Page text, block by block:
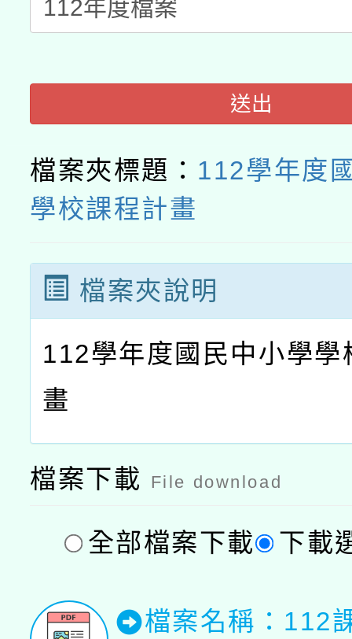
動」
開 智慧啟航」
送出
檔案夾標題： 112學年度
學校課程計畫
檔案夾說明
112學年度國民中小學學
畫
檔案下載 File download
全部檔案下載 下載
檔案名稱：112